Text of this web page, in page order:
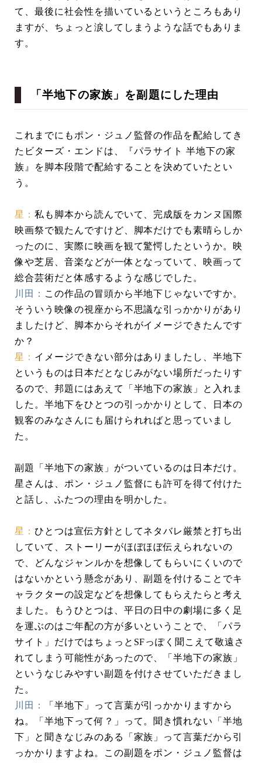
て、最後に社会性を描いているというところもあり
ますが、ちょっと涙してしまうような話でもありま
す。
「半地下の家族」を副題にした理由
これまでにもポン・ジュノ監督の作品を配給してき
たビターズ・エンドは、『パラサイト 半地下の家
族』を脚本段階で配給することを決めていたとい
う。
星： 私も脚本から読んでいて、完成版をカンヌ国際
映画祭で観たんですけど、脚本だけでも素晴らしか
ったのに、実際に映画を観て驚愕したというか。映
像や芝居、音楽などが一体となっていて、映画って
総合芸術だと体感するような感じでした。
川田： この作品の冒頭から半地下じゃないですか。
そういう映像の視座から不思議な引っかかりがあり
ましたけど、脚本からそれがイメージできたんです
か？
星： イメージできない部分はありましたし、半地下
というものは日本だとなじみがない場所だったりす
るので、邦題にはあえて「半地下の家族」と入れま
した。半地下をひとつの引っかかりとして、日本の
観客のみなさんにも届けられればと思っていまし
た。
副題「半地下の家族」がついているのは日本だけ。
星さんは、ポン・ジュノ監督にも許可を得て付けた
と話し、ふたつの理由を明かした。
星： ひとつは宣伝方針としてネタバレ厳禁と打ち出
していて、ストーリーがほぼほぼ伝えられないの
で、どんなジャンルかを想像してもらいにくいので
はないかという懸念があり、副題を付けることでキ
ャラクターの設定などを想像してもらえたらと考え
ました。もうひとつは、平日の日中の劇場に多く足
を運ぶのはご年配の方が多いということで、「パラ
サイト」だけではちょっとSFっぽく聞こえて敬遠さ
れてしまう可能性があったので、「半地下の家族」
というなじみやすい副題を付けさせていただきまし
た。
川田：
「半地下」って言葉が引っかかりますから
ね。「半地下って何？」って。聞き慣れない「半地
下」と聞きなじみのある「家族」って言葉だから引
っかかりますよね。この副題をポン・ジュノ監督は